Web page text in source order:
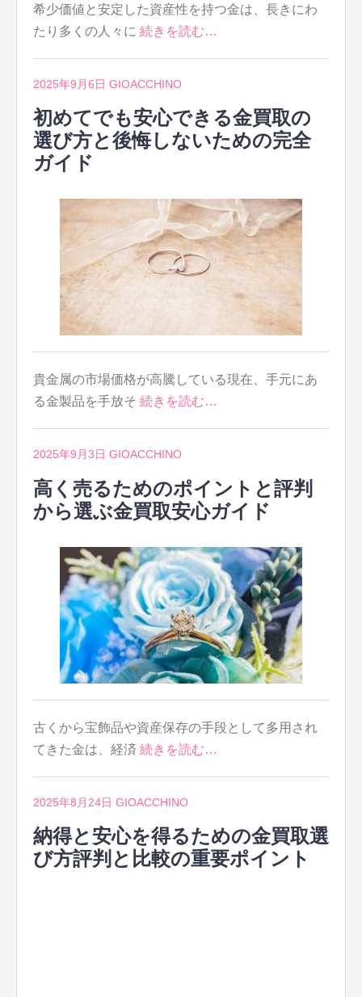
希少価値と安定した資産性を持つ金は、長きにわ
たり多くの人々に 続きを読む…
2025年9月6日 GIOACCHINO
初めてでも安心できる金買取の
選び方と後悔しないための完全
ガイド
貴金属の市場価格が高騰している現在、手元にあ
る金製品を手放そ 続きを読む…
2025年9月3日 GIOACCHINO
高く売るためのポイントと評判
から選ぶ金買取安心ガイド
古くから宝飾品や資産保存の手段として多用され
てきた金は、経済 続きを読む…
2025年8月24日 GIOACCHINO
納得と安心を得るための金買取選
び方評判と比較の重要ポイント